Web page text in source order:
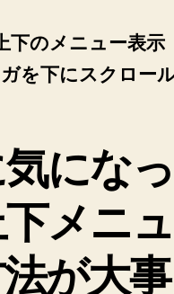
上下のメニュー表示
を下にスクロー
にな
メニ
が大事